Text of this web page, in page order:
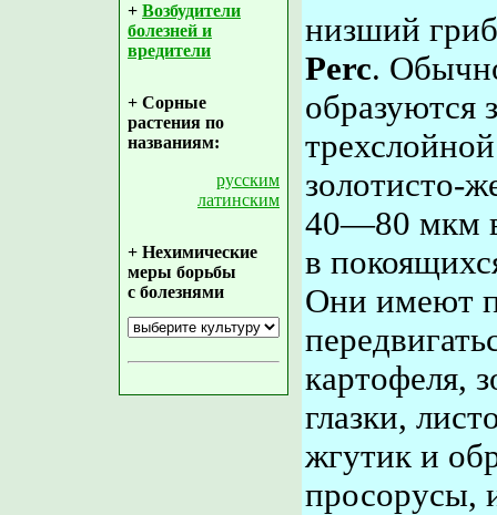
+ Возбудители
болезней и
вредители
+ Сорные
растения по
названиям:
русским
латинским
+ Нехимические
меры борьбы
с болезнями
низший
Perc.
образуются
золотисто-
40—80 мкм
в
Они имеют
картофеля,
глазки,
жгутик и
просорусы,